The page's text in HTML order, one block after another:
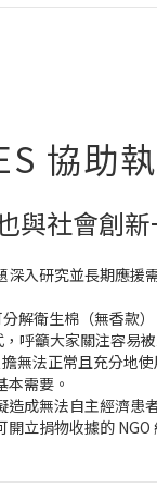
協助
與社會創
深入研究並長期應
解衛生棉（無香款
呼籲大家關注容易
無法正常且充分地
需要。
成無法自主經濟患
立捐物收據的